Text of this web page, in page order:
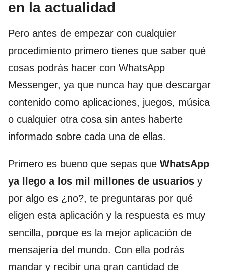
en la actualidad
Pero antes de empezar con cualquier
procedimiento primero tienes que saber qué
cosas podrás hacer con WhatsApp
Messenger, ya que nunca hay que descargar
contenido como aplicaciones, juegos, música
o cualquier otra cosa sin antes haberte
informado sobre cada una de ellas.
Primero es bueno que sepas que WhatsApp
ya llego a los mil millones de usuarios y
por algo es ¿no?, te preguntaras por qué
eligen esta aplicación y la respuesta es muy
sencilla, porque es la mejor aplicación de
mensajería del mundo. Con ella podrás
mandar y recibir una gran cantidad de